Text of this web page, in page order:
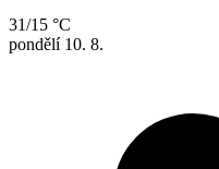
31/15 °C
pondělí 10. 8.